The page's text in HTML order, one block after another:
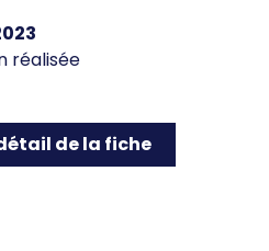
réalisée
de la fiche